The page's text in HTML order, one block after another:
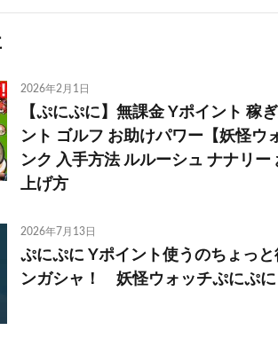
2026年2月1日
【ぷにぷに】無課金 Yポイント 稼
ント ゴルフ お助けパワー【妖怪ウ
ンク 入手方法 ルルーシュ ナナリー
上げ方
2026年7月13日
ぷにぷに Yポイント使うのちょっ
ンガシャ！ 妖怪ウォッチぷにぷ